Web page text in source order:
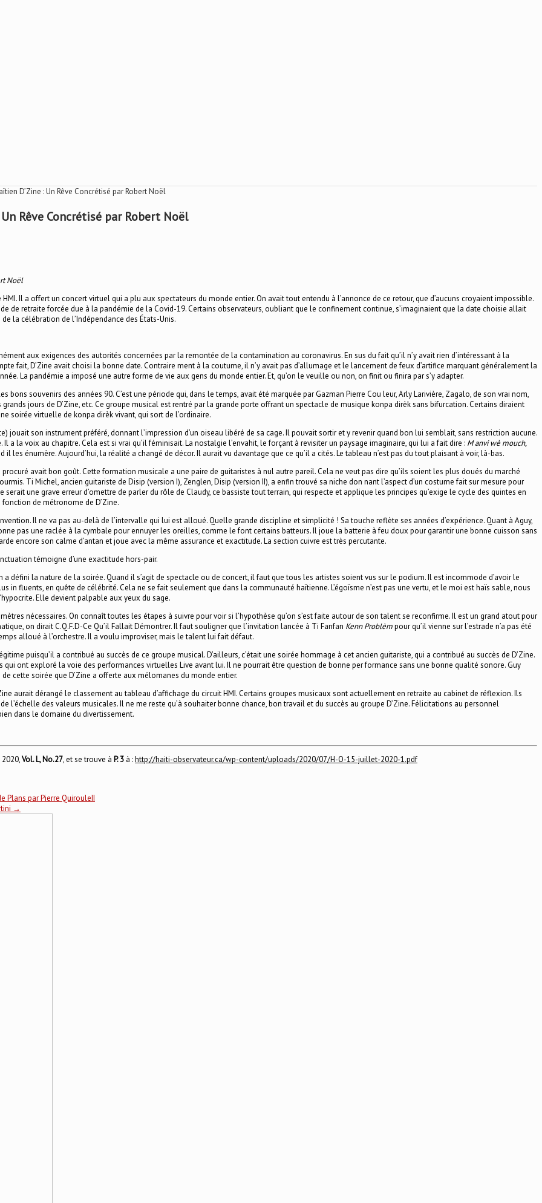
D’Zine : Un Rêve Concrétisé par Robert Noël
Rêve Concrétisé par Robert Noël
Noël
Il a offert un concert virtuel qui a plu aux spectateurs du monde entier. On avait tout entendu à l’annonce de ce retour, que d’aucuns croyaient impossible.
de retraite forcée due à la pandémie de la Covid-19. Certains observateurs, oubliant que le confinement continue, s’imaginaient que la date choisie allait
la célébration de l’Indépendance des États-Unis.
aux exigences des autorités concernées par la remontée de la contamination au coronavirus. En sus du fait qu’il n’y avait rien d’intéressant à la
fait, D’Zine avait choisi la bonne date. Contraire ment à la coutume, il n’y avait pas d’allumage et le lancement de feux d’artifice marquant généralement la
La pandémie a imposé une autre forme de vie aux gens du monde entier. Et, qu’on le veuille ou non, on finit ou finira par s’y adapter.
bons souvenirs des années 90. C’est une période qui, dans le temps, avait été marquée par Gazman Pierre Cou leur, Arly Larivière, Zagalo, de son vrai nom,
jours de D’Zine, etc. Ce groupe musical est rentré par la grande porte offrant un spectacle de musique konpa dirèk sans bifurcation. Certains diraient
soirée virtuelle de konpa dirèk vivant, qui sort de l’ordinaire.
son instrument préféré, donnant l’impression d’un oiseau libéré de sa cage. Il pouvait sortir et y revenir quand bon lui semblait, sans restriction aucune.
a la voix au chapitre. Cela est si vrai qu’il féminisait. La nostalgie l’envahit, le forçant à revisiter un paysage imaginaire, qui lui a fait dire : M anvi wè mouch,
il les énumère. Aujourd’hui, la réalité a changé de décor. Il aurait vu davantage que ce qu’il a cités. Le tableau n’est pas du tout plaisant à voir, là-bas.
procuré avait bon goût. Cette formation musicale a une paire de guitaristes à nul autre pareil. Cela ne veut pas dire qu’ils soient les plus doués du marché
Ti Michel, ancien guitariste de Disip (version I), Zenglen, Disip (version II), a enfin trouvé sa niche don nant l’aspect d’un costume fait sur mesure pour
serait une grave erreur d’omettre de parler du rôle de Claudy, ce bassiste tout terrain, qui respecte et applique les principes qu’exige le cycle des quintes en
de métronome de D’Zine.
Il ne va pas au-delà de l’intervalle qui lui est alloué. Quelle grande discipline et simplicité ! Sa touche reflète ses années d’expérience. Quant à Aguy,
pas une raclée à la cymbale pour ennuyer les oreilles, comme le font certains batteurs. Il joue la batterie à feu doux pour garantir une bonne cuisson sans
encore son calme d’antan et joue avec la même assurance et exactitude. La section cuivre est très percutante.
témoigne d’une exactitude hors-pair.
défini la nature de la soirée. Quand il s’agit de spectacle ou de concert, il faut que tous les artistes soient vus sur le podium. Il est incommode d’avoir le
in fluents, en quête de célébrité. Cela ne se fait seulement que dans la communauté haïtienne. L’égoïsme n’est pas une vertu, et le moi est haïs sable, nous
Elle devient palpable aux yeux du sage.
nécessaires. On connaît toutes les étapes à suivre pour voir si l’hypothèse qu’on s’est faite autour de son talent se reconfirme. Il est un grand atout pour
on dirait C.Q.F.D-Ce Qu’il Fallait Démontrer. Il faut souligner que l’invitation lancée à Ti Fanfan Kenn Problèmpour qu’il vienne sur l’estrade n’a pas été
alloué à l’orchestre. Il a voulu improviser, mais le talent lui fait défaut.
puisqu’il a contribué au succès de ce groupe musical. D’ailleurs, c’était une soirée hommage à cet ancien guitariste, qui a contribué au succès de D’Zine.
ont exploré la voie des performances virtuelles Live avant lui. Il ne pourrait être question de bonne per formance sans une bonne qualité sonore. Guy
cette soirée que D’Zine a offerte aux mélomanes du monde entier.
aurait dérangé le classement au tableau d’affichage du circuit HMI. Certains groupes musicaux sont actuellement en retraite au cabinet de réflexion. Ils
des valeurs musicales. Il ne me reste qu’à souhaiter bonne chance, bon travail et du succès au groupe D’Zine. Félicitations au personnel
dans le domaine du divertissement.
Vol. L, No.27, et se trouve à P. 3 à :http://haiti-observateur.ca/wp-content/uploads/2020/07/H-O-15-juillet-2020-1.pdf
Plans par Pierre QuirouleII
→